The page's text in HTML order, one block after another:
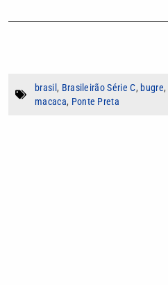
brasil , Brasileirão Série C, bugre,
macaca, Ponte Preta